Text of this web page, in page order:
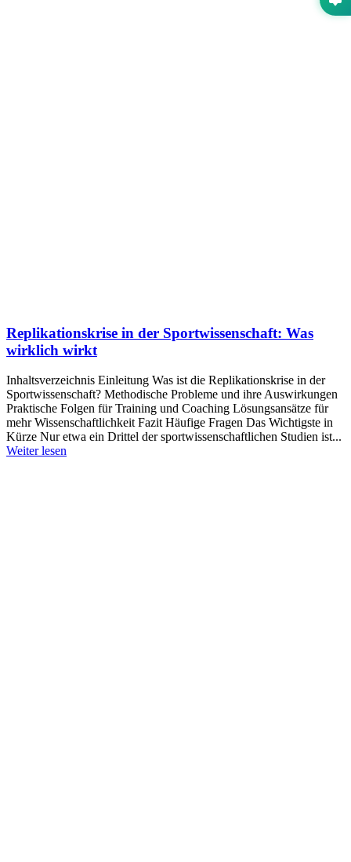
Replikationskrise in der Sportwissenschaft: Was
wirklich wirkt
Inhaltsverzeichnis Einleitung Was ist die Replikationskrise in der
Sportwissenschaft? Methodische Probleme und ihre Auswirkungen
Praktische Folgen für Training und Coaching Lösungsansätze für
mehr Wissenschaftlichkeit Fazit Häufige Fragen Das Wichtigste in
Kürze Nur etwa ein Drittel der sportwissenschaftlichen Studien ist...
Weiter lesen